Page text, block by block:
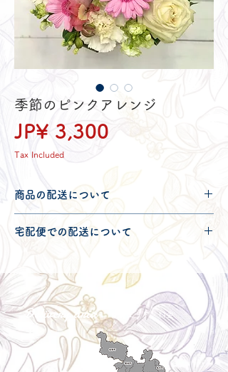
季節のピンクアレンジ
JP¥ 3,300 Price
Tax Included
商品の配送について
ラからご確認ください。
宅配便での配送について
ます。
宅配便での送料につきましてはコチラ
か
らご確認ください。
Delivery aria 配送エリア・料金